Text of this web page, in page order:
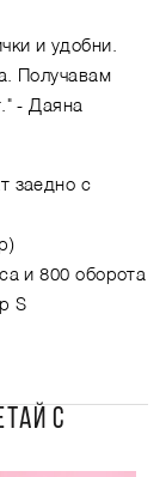
и удобни.
Получавам
- Даяна
заедно с
и 800 оборота
S
С